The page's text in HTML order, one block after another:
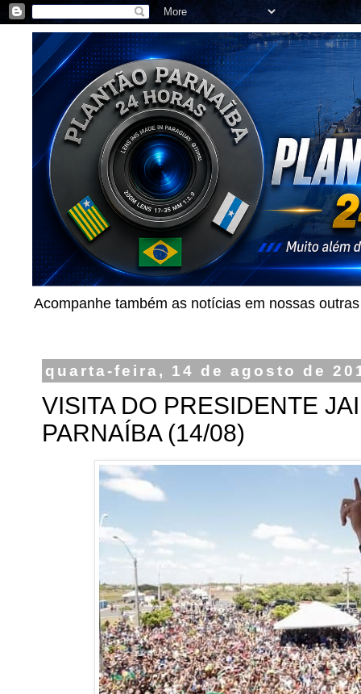
Acompanhe também as notícias em nossas
quarta-feira, 14 de agosto de
VISITA DO PRESIDENTE
PARNAÍBA (14/08)